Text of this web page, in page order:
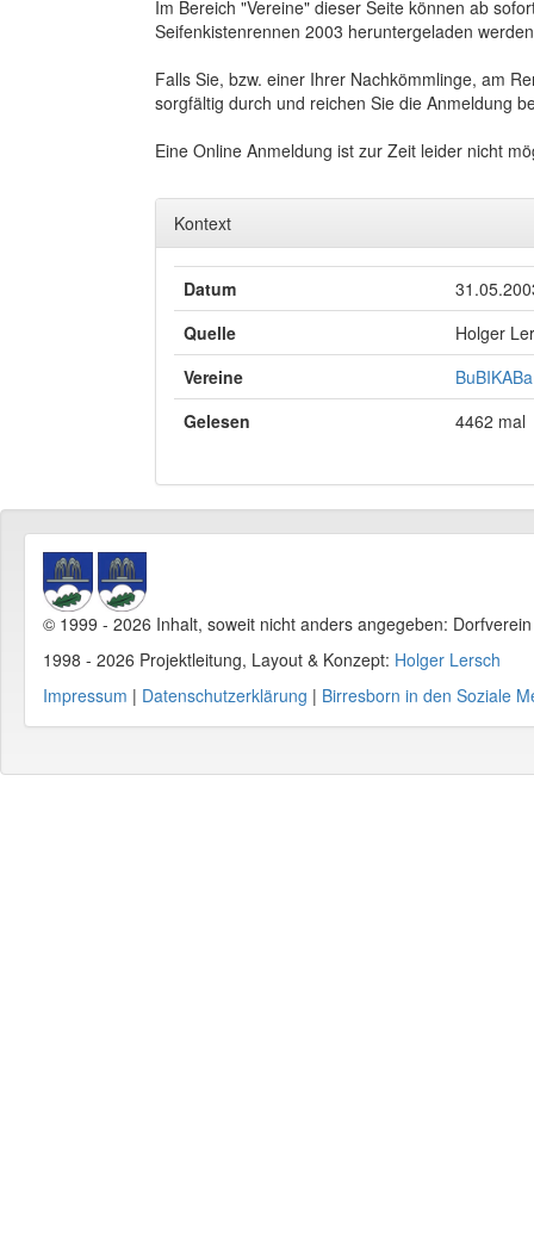
Im Bereich "Vereine" dieser Seite können ab
Seifenkistenrennen 2003 heruntergeladen
Falls Sie, bzw. einer Ihrer Nachkömmlinge, am
sorgfältig durch und reichen Sie die Anmeldung
Eine Online Anmeldung ist zur Zeit leider nicht
Kontext
Datum
Quelle
Holger
Vereine
Gelesen
4462 mal
© 1999 - 2026 Inhalt, soweit nicht anders angegeben:
1998 - 2026 Projektleitung, Layout & Konzept: Holger Lersch
Impressum | Datenschutzerklärung | Birresborn in den Soziale